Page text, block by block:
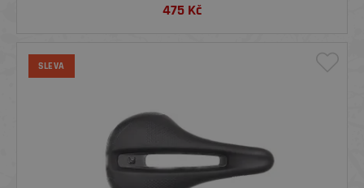
475 Kč
SLEVA